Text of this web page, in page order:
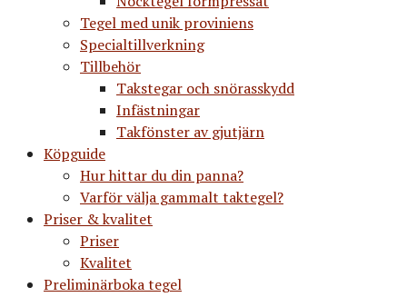
Tegel med unik proviniens
Specialtillverkning
Tillbehör
Takstegar och snörasskydd
Infästningar
Takfönster av gjutjärn
Köpguide
Hur hittar du din panna?
Varför välja gammalt taktegel?
Priser & kvalitet
Priser
Kvalitet
Preliminärboka tegel